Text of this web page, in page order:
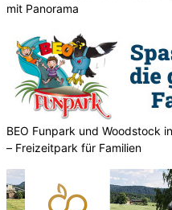
mit Panorama
BEO Funpark und Woodstock
– Freizeitpark für Familien